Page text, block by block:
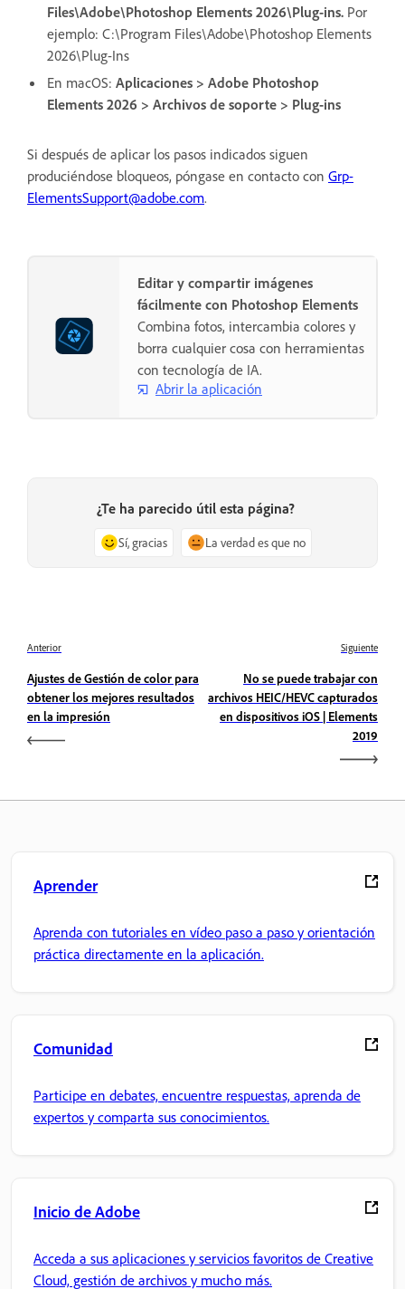
Files\Adobe\Photoshop Elements 2026\Plug-ins. Por
ejemplo: C:\Program Files\Adobe\Photoshop Elements
2026\Plug-Ins
En macOS: Aplicaciones > Adobe Photoshop
Elements 2026 > Archivos de soporte > Plug-ins
Si después de aplicar los pasos indicados siguen
produciéndose bloqueos, póngase en contacto con Grp-
ElementsSupport@adobe.com.
Editar y compartir imágenes
fácilmente con Photoshop Elements
Combina fotos, intercambia colores y
borra cualquier cosa con herramientas
con tecnología de IA.
Abrir la aplicación
¿Te ha parecido útil esta página?
Sí, gracias La verdad es que no
Anterior
Ajustes de Gestión de color para
obtener los mejores resultados
en la impresión
Siguiente
No se puede trabajar con
archivos HEIC/HEVC capturados
en dispositivos iOS | Elements
2019
Aprender
Aprenda con tutoriales en vídeo paso a paso y orientación
práctica directamente en la aplicación.
Comunidad
Participe en debates, encuentre respuestas, aprenda de
expertos y comparta sus conocimientos.
Inicio de Adobe
Acceda a sus aplicaciones y servicios favoritos de Creative
Cloud, gestión de archivos y mucho más.